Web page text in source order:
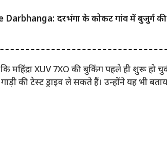
Darbhanga: दरभंगा के कोकट गांव में बुजुर्ग
महिंद्रा XUV 7XO की बुकिंग पहले ही शुरू हो
की टेस्ट ड्राइव ले सकते हैं। उन्होंने यह भी